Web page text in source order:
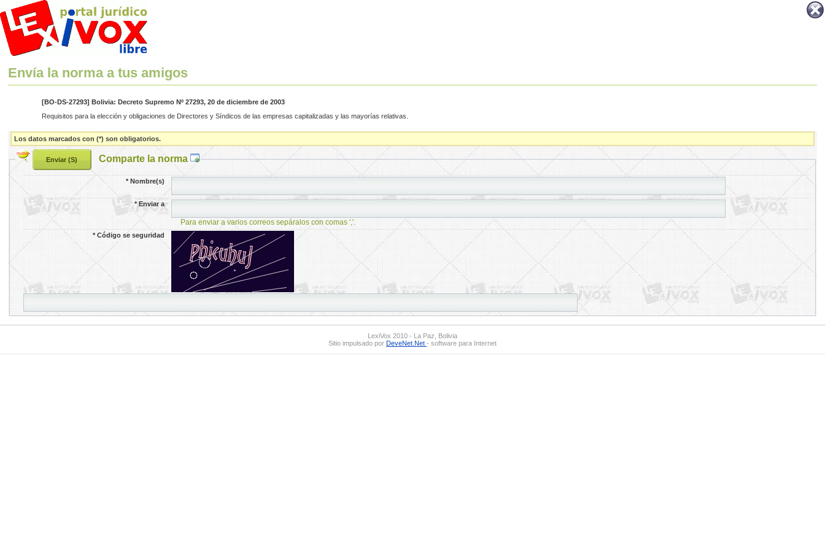
Envía la norma a tus amigos
[BO-DS-27293] Bolivia: Decreto Supremo Nº 27293, 20 de diciembre de 2003
Requisitos para la elección y obligaciones de Directores y Síndicos de las empresas capitalizadas y las mayorías relativas.
Los datos marcados con (*) son obligatorios.
Comparte la norma
*Nombre(s)
*Enviar a
Para enviar a varios correos sepáralos con comas ','.
*Código se seguridad
LexiVox 2010 - La Paz, Bolivia
Sitio impulsado por DeveNet.Net - software para Internet